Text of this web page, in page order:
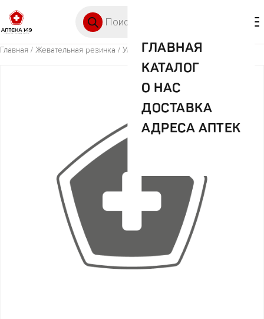
ГЛАВНАЯ
КАТАЛОГ
О НАС
ДОСТАВКА
АДРЕСА АПТЕК
Главная / Жевательная резинка / Улкер мармелад в стаканчике 200г